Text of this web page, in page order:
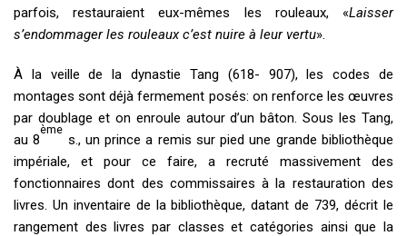
parfois, restauraient eux-mêmes les rouleaux, «Laisser
s’endommager les rouleaux c’est nuire à leur vertu».
À la veille de la dynastie Tang (618- 907), les codes de
montages sont déjà fermement posés: on renforce les œuvres
par doublage et on enroule autour d’un bâton. Sous les Tang,
au 8
ème
s., un prince a remis sur pied une grande bibliothèque
impériale, et pour ce faire, a recruté massivement des
fonctionnaires dont des commissaires à la restauration des
livres. Un inventaire de la bibliothèque, datant de 739, décrit le
rangement des livres par classes et catégories ainsi que la